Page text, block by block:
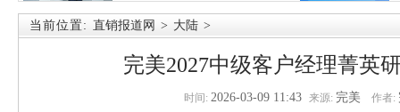
当前位置: 直销报道网 > 大陆 >
完美2027中级客户经理菁英
时间: 2026-03-09 11:43 来源: 完美 作者: